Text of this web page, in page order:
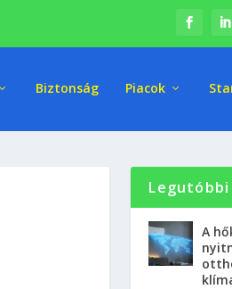
Biztonság Piacok
A